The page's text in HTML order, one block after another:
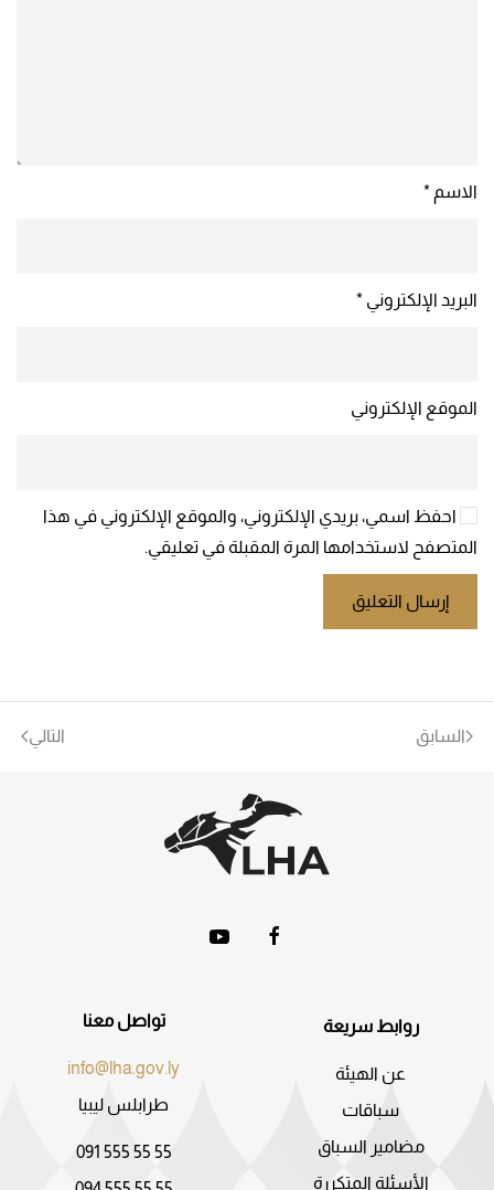
الاسم *
البريد الإلكتروني *
الموقع الإلكتروني
احفظ اسمي، بريدي الإلكتروني، والموقع الإلكتروني في هذا
المتصفح لاستخدامها المرة المقبلة في تعليقي.
إرسال التعليق
السابق التالي
روابط سريعة
عن الهيئة
سباقات
مضامير السباق
الأسئلة المتكررة
تواصل معنا
info@lha.gov.ly
طرابلس ليبيا
091 555 55 55